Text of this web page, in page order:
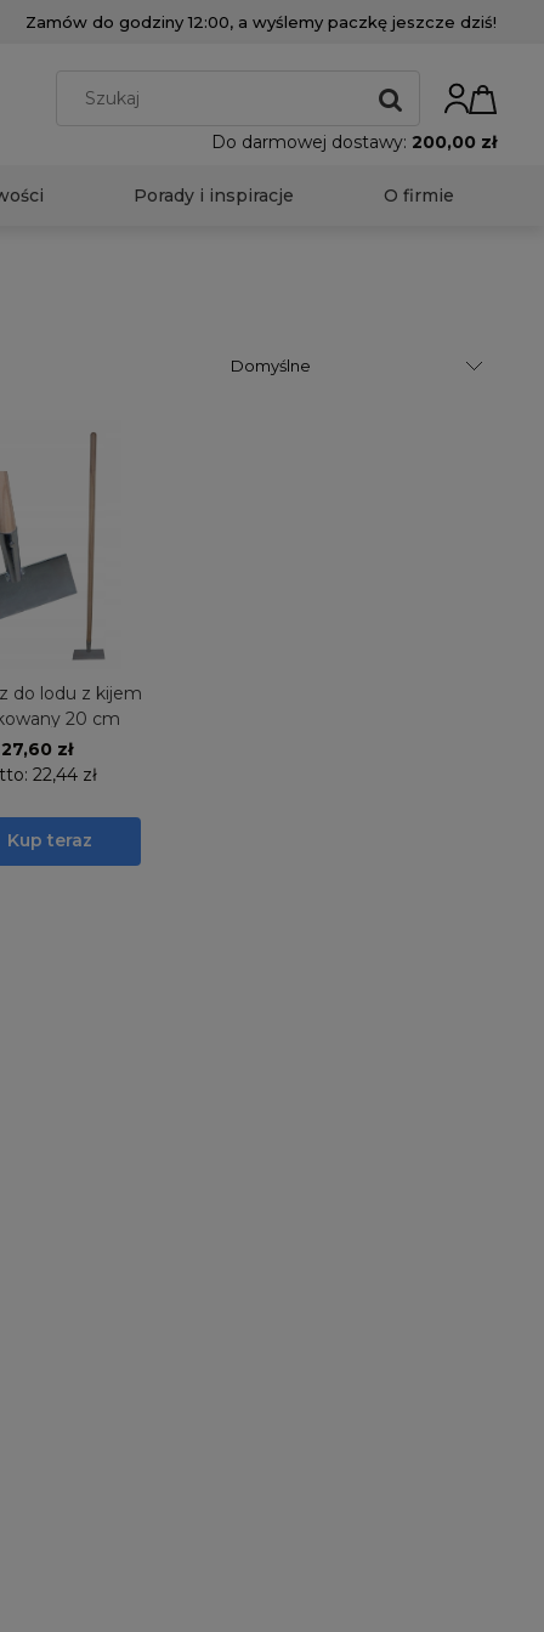
Zamów do godziny 12:00, a wyślemy paczkę jeszcze dziś!
Do darmowej dostawy: 200,00 zł
Porady i inspiracje O firmie
do lodu z kijem
20 cm
27,60 zł
22,44 zł
Kup teraz